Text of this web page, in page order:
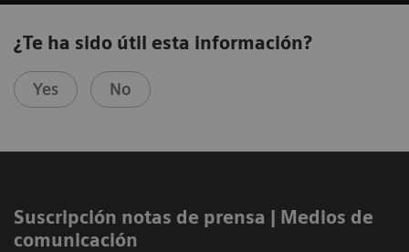
¿Te ha sido útil esta información?
Yes No
Suscripción notas de prensa ​| Medios de
comunicación